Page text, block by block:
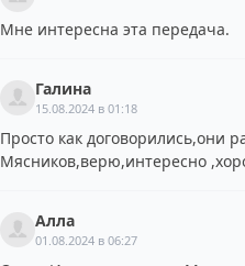
Мне интересна эта передача.
Галина
15.08.2024 в 01:18
Просто как договорились,они
Мясников,верю,интересно
Алла
01.08.2024 в 06:27